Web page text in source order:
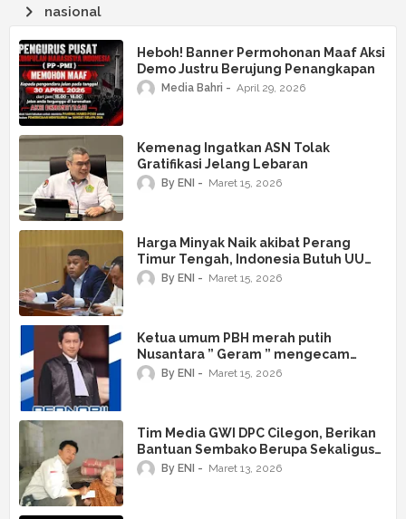
nasional
Heboh! Banner Permohonan Maaf Aksi
Demo Justru Berujung Penangkapan
Media Bahri April 29, 2026
Kemenag Ingatkan ASN Tolak
Gratifikasi Jelang Lebaran
By ENI Maret 15, 2026
Harga Minyak Naik akibat Perang
Timur Tengah, Indonesia Butuh UU
HPI Lindungi Kontrak Internasional
By ENI Maret 15, 2026
Ketua umum PBH merah putih
Nusantara ” Geram ” mengecam
keras Tindakan penyiraman air keras
By ENI Maret 15, 2026
Tim Media GWI DPC Cilegon, Berikan
Bantuan Sembako Berupa Sekaligus
Santuni Anak Yatim Dan Dhuafa
By ENI Maret 13, 2026